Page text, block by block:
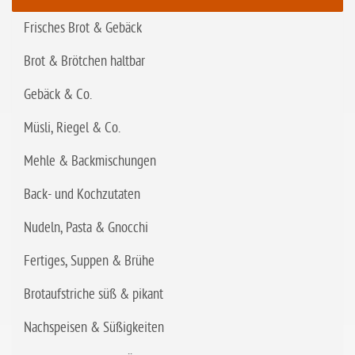
Frisches Brot & Gebäck
Brot & Brötchen haltbar
Gebäck & Co.
Müsli, Riegel & Co.
Mehle & Backmischungen
Back- und Kochzutaten
Nudeln, Pasta & Gnocchi
Fertiges, Suppen & Brühe
Brotaufstriche süß & pikant
Nachspeisen & Süßigkeiten